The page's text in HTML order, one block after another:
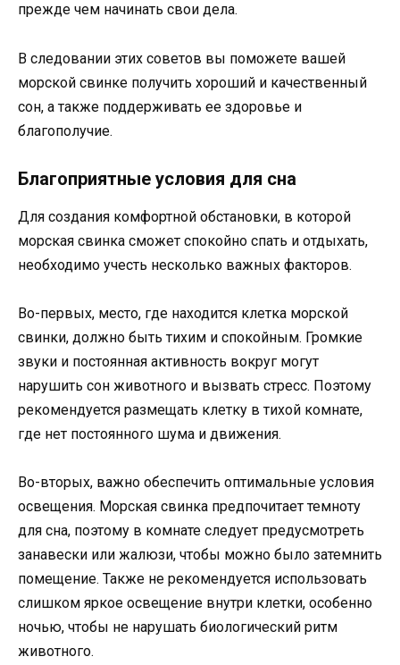
прежде чем начинать свои дела.
В следовании этих советов вы поможете вашей
морской свинке получить хороший и качественный
сон, а также поддерживать ее здоровье и
благополучие.
Благоприятные условия для сна
Для создания комфортной обстановки, в которой
морская свинка сможет спокойно спать и отдыхать,
необходимо учесть несколько важных факторов.
Во-первых, место, где находится клетка морской
свинки, должно быть тихим и спокойным. Громкие
звуки и постоянная активность вокруг могут
нарушить сон животного и вызвать стресс. Поэтому
рекомендуется размещать клетку в тихой комнате,
где нет постоянного шума и движения.
Во-вторых, важно обеспечить оптимальные условия
освещения. Морская свинка предпочитает темноту
для сна, поэтому в комнате следует предусмотреть
занавески или жалюзи, чтобы можно было затемнить
помещение. Также не рекомендуется использовать
слишком яркое освещение внутри клетки, особенно
ночью, чтобы не нарушать биологический ритм
животного.